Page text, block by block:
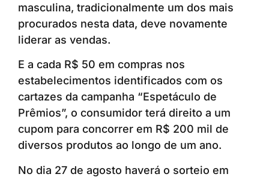
masculina, tradicionalmente um dos mais
procurados nesta data, deve novamente
liderar as vendas.
E a cada R$ 50 em compras nos
estabelecimentos identificados com os
cartazes da campanha “Espetáculo de
Prêmios”, o consumidor terá direito a um
cupom para concorrer em R$ 200 mil de
diversos produtos ao longo de um ano.
No dia 27 de agosto haverá o sorteio em